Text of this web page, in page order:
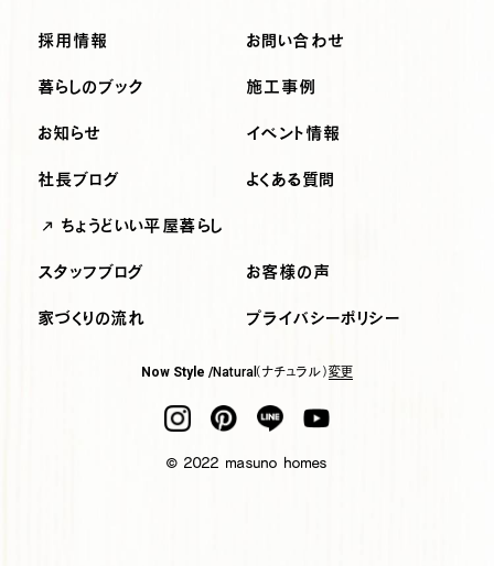
採用情報 お問い合わせ
暮らしのブック 施工事例
お知らせ
社長ブログ
イベント情報
よくある質問
ちょうどいい平屋暮らし
スタッフブログ お客様の声
家づくりの流れ プライバシーポリシー
Now Style /Natural （ナチュラル）変更
© 2022 masuno homes